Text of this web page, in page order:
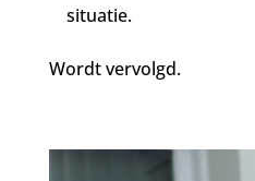
situatie.
Wordt vervolgd.